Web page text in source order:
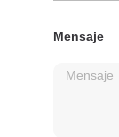
Mensaje